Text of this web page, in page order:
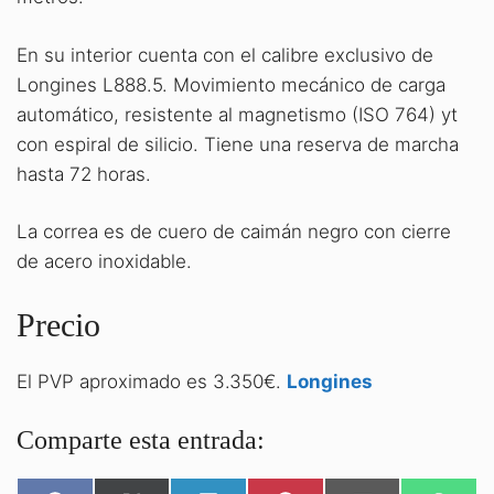
En su interior cuenta con el calibre exclusivo de
Longines L888.5. Movimiento mecánico de carga
automático, resistente al magnetismo (ISO 764) yt
con espiral de silicio. Tiene una reserva de marcha
hasta 72 horas.
La correa es de cuero de caimán negro con cierre
de acero inoxidable.
Precio
El PVP aproximado es 3.350€. Longines
Comparte esta entrada: